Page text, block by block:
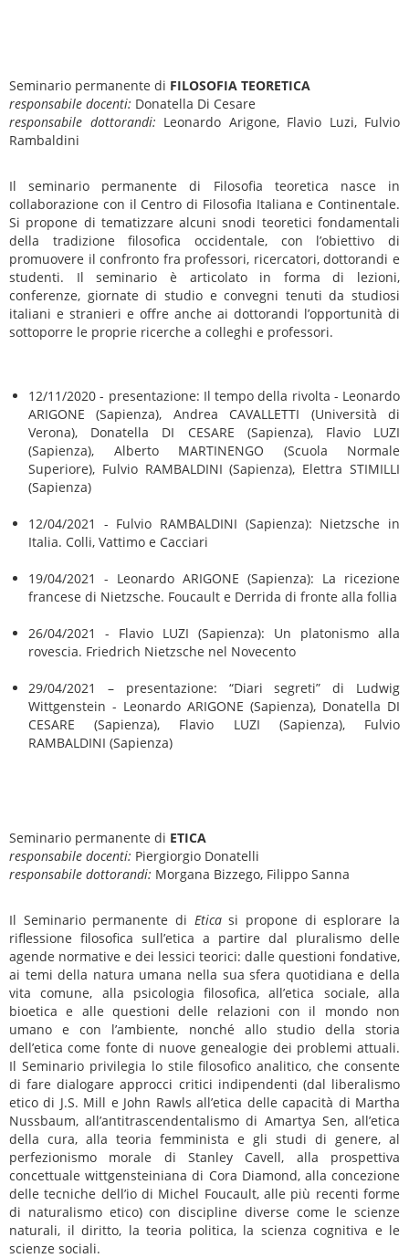
Seminario permanente di FILOSOFIA TEORETICA
responsabile docenti: Donatella Di Cesare
responsabile dottorandi: Leonardo Arigone, Flavio Luzi, Fulvio
Rambaldini
Il seminario permanente di Filosofia teoretica nasce in
collaborazione con il Centro di Filosofia Italiana e Continentale.
Si propone di tematizzare alcuni snodi teoretici fondamentali
della tradizione filosofica occidentale, con l’obiettivo di
promuovere il confronto fra professori, ricercatori, dottorandi e
studenti. Il seminario è articolato in forma di lezioni,
conferenze, giornate di studio e convegni tenuti da studiosi
italiani e stranieri e offre anche ai dottorandi l’opportunità di
sottoporre le proprie ricerche a colleghi e professori.
12/11/2020 - presentazione: Il tempo della rivolta - Leonardo
ARIGONE (Sapienza), Andrea CAVALLETTI (Università di
Verona), Donatella DI CESARE (Sapienza), Flavio LUZI
(Sapienza), Alberto MARTINENGO (Scuola Normale
Superiore), Fulvio RAMBALDINI (Sapienza), Elettra STIMILLI
(Sapienza)
12/04/2021 - Fulvio RAMBALDINI (Sapienza): Nietzsche in
Italia. Colli, Vattimo e Cacciari
19/04/2021 - Leonardo ARIGONE (Sapienza): La ricezione
francese di Nietzsche. Foucault e Derrida di fronte alla follia
26/04/2021 - Flavio LUZI (Sapienza): Un platonismo alla
rovescia. Friedrich Nietzsche nel Novecento
29/04/2021 – presentazione: “Diari segreti” di Ludwig
Wittgenstein - Leonardo ARIGONE (Sapienza), Donatella DI
CESARE (Sapienza), Flavio LUZI (Sapienza), Fulvio
RAMBALDINI (Sapienza)
Seminario permanente di ETICA
responsabile docenti: Piergiorgio Donatelli
responsabile dottorandi: Morgana Bizzego, Filippo Sanna
Il Seminario permanente di Eticasi propone di esplorare la
riflessione filosofica sull’etica a partire dal pluralismo delle
agende normative e dei lessici teorici: dalle questioni fondative,
ai temi della natura umana nella sua sfera quotidiana e della
vita comune, alla psicologia filosofica, all’etica sociale, alla
bioetica e alle questioni delle relazioni con il mondo non
umano e con l’ambiente, nonché allo studio della storia
dell’etica come fonte di nuove genealogie dei problemi attuali.
Il Seminario privilegia lo stile filosofico analitico, che consente
di fare dialogare approcci critici indipendenti (dal liberalismo
etico di J.S. Mill e John Rawls all’etica delle capacità di Martha
Nussbaum, all’antitrascendentalismo di Amartya Sen, all’etica
della cura, alla teoria femminista e gli studi di genere, al
perfezionismo morale di Stanley Cavell, alla prospettiva
concettuale wittgensteiniana di Cora Diamond, alla concezione
delle tecniche dell’io di Michel Foucault, alle più recenti forme
di naturalismo etico) con discipline diverse come le scienze
naturali, il diritto, la teoria politica, la scienza cognitiva e le
scienze sociali.